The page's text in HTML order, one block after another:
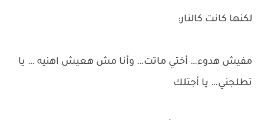
لكنها كانت كالنار:
مفيش هدوء… أختي ماتت… وأنا مش هعيش اهنيه … يا
تطلجني… يا أجتلك